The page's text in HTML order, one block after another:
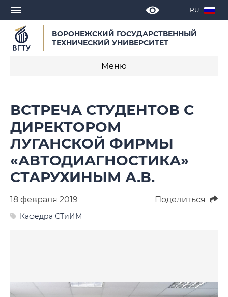
RU
ВОРОНЕЖСКИЙ ГОСУДАРСТВЕННЫЙ
ТЕХНИЧЕСКИЙ УНИВЕРСИТЕТ
Меню
СМИ о нас
Выступления, доклады, интервью
Корпоративные издания
ВСТРЕЧА СТУДЕНТОВ С
ДИРЕКТОРОМ
ЛУГАНСКОЙ ФИРМЫ
«АВТОДИАГНОСТИКА»
СТАРУХИНЫМ А.В.
18 февраля 2019 Поделиться
Кафедра СТиИМ